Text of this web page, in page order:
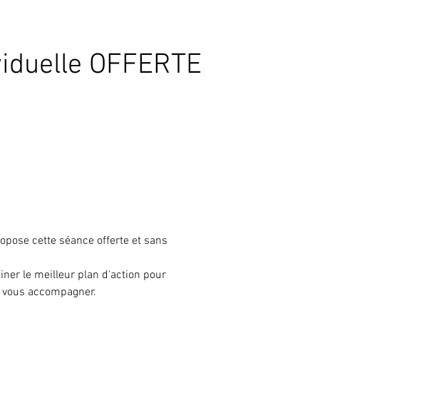
OFFERTE
cette séance offerte et sans
le meilleur plan d'action pour
accompagner.